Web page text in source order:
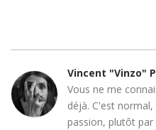
Vincent "Vinzo"
Vous ne me
déjà. C'est
passion, plutôt par